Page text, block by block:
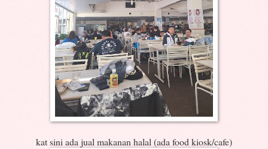
kat sini ada jual makanan halal (ada food kiosk/cafe)